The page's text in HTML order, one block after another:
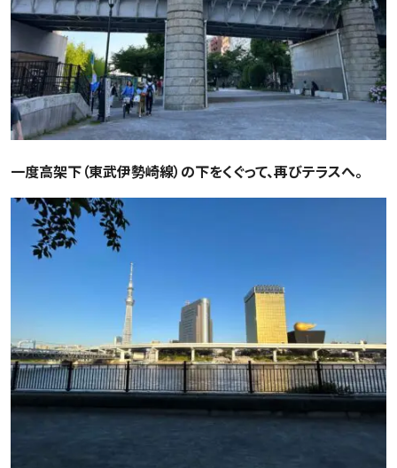
一度高架下（東武伊勢崎線）の下をくぐって、再びテラスへ。